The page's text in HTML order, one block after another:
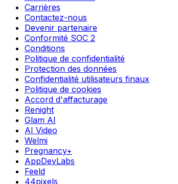
Carrières
Contactez-nous
Devenir partenaire
Conformité SOC 2
Conditions
Politique de confidentialité
Protection des données
Confidentialité utilisateurs finaux
Politique de cookies
Accord d'affacturage
Renight
Glam AI
AI Video
Welmi
Pregnancy+
AppDevLabs
Feeld
44pixels